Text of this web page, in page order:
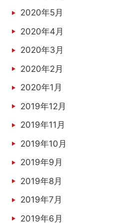
2020年5月
2020年4月
2020年3月
2020年2月
2020年1月
2019年12月
2019年11月
2019年10月
2019年9月
2019年8月
2019年7月
2019年6月